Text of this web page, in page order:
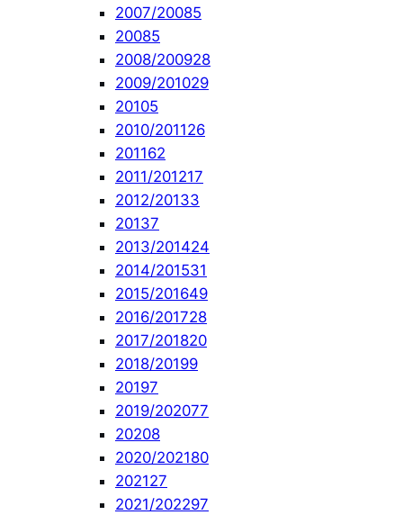
2007/20085
20085
2008/200928
2009/201029
20105
2010/201126
201162
2011/201217
2012/20133
20137
2013/201424
2014/201531
2015/201649
2016/201728
2017/201820
2018/20199
20197
2019/202077
20208
2020/202180
202127
2021/202297